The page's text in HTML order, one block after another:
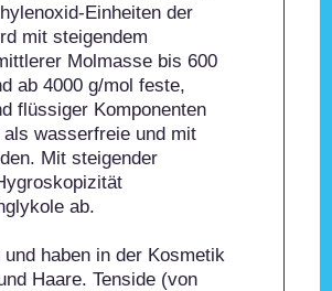
Einheiten der
mit steigendem
Molmasse bis 600
ab 4000 g/mol feste,
flüssiger Komponenten
wasserfreie und mit
Mit steigender
ab.
haben in der Kosmetik
Haare. Tenside (von